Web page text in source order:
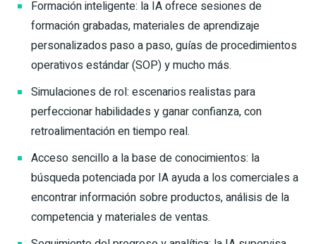
Formación inteligente: la IA ofrece sesiones de
formación grabadas, materiales de aprendizaje
personalizados paso a paso, guías de procedimientos
operativos estándar (SOP) y mucho más.
Simulaciones de rol: escenarios realistas para
perfeccionar habilidades y ganar confianza, con
retroalimentación en tiempo real.
Acceso sencillo a la base de conocimientos: la
búsqueda potenciada por IA ayuda a los comerciales a
encontrar información sobre productos, análisis de la
competencia y materiales de ventas.